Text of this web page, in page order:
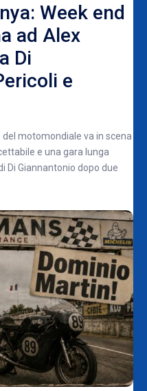
Week end
ad Alex
Di
e
del motomondiale va in scena
e una gara lunga
Giannantonio dopo due